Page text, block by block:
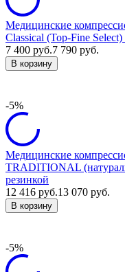
Медицинские
Classical (Top-Fine
7 400 руб.7 790 руб.
В корзину
-5%
Медицинские
TRADITIONAL
резинкой
12 416 руб.13 070 руб.
В корзину
-5%